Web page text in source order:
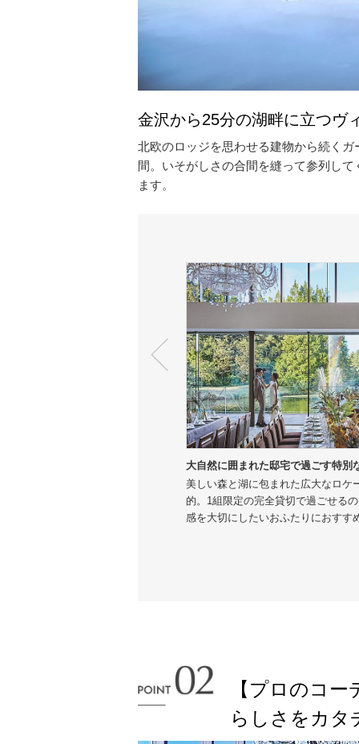
金沢から25分の湖畔に立つヴ
北欧のロッジを思わせる建物から続く
間。いそがしさの合間を縫って参列し
ます。
大自然に囲まれた邸宅で過ごす特別
美しい森と湖に包まれた広大なロケ
的。1組限定の完全貸切で過ごせる
感を大切にしたいおふたりにおすす
【プロのコ
らしさをカタ